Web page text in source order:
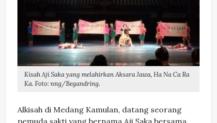
Kisah Aji Saka yang melahirkan Aksara Jawa, Ha Na Ca Ra
Ka. Foto: nng/Begandring.
Alkisah di Medang Kamulan, datang seorang